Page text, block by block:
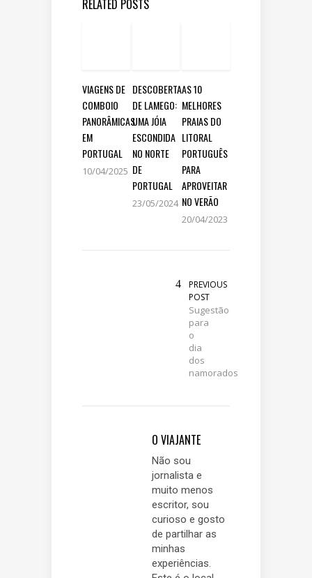
RELATED POSTS
VIAGENS DE
COMBOIO
PANORÂMICAS
EM
PORTUGAL
10/04/2025
DESCOBERTA
DE LAMEGO:
UMA JÓIA
ESCONDIDA
NO NORTE
DE
PORTUGAL
23/05/2024
AS 10
MELHORES
PRAIAS DO
LITORAL
PORTUGUÊS
PARA
APROVEITAR
NO VERÃO
20/04/2023
PREVIOUS
POST
Sugestão
para
o
dia
dos
namorados
O VIAJANTE
Não sou
jornalista e
muito menos
escritor, sou
curioso e gosto
de partilhar as
minhas
experiências.